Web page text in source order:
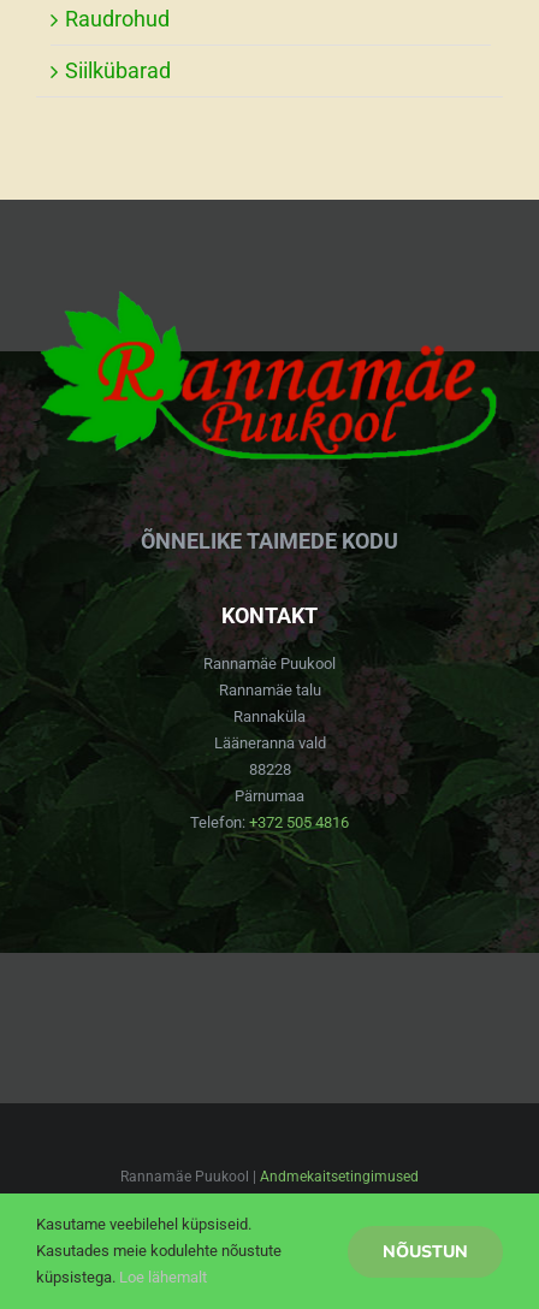
Raudrohud
Siilkübarad
ÕNNELIKE TAIMEDE KODU
KONTAKT
Rannamäe Puukool
Rannamäe talu
Rannaküla
Lääneranna vald
88228
Pärnumaa
Telefon: +372 505 4816
Rannamäe Puukool | Andmekaitsetingimused
Facebook
Kasutame veebilehel küpsiseid.
Kasutades meie kodulehte nõustute
küpsistega. Loe lähemalt
NÕUSTUN